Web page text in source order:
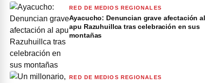
RED DE MEDIOS REGIONALES
Ayacucho: Denuncian grave afectación al
apu Razuhuillca tras celebración en sus
montañas
RED DE MEDIOS REGIONALES